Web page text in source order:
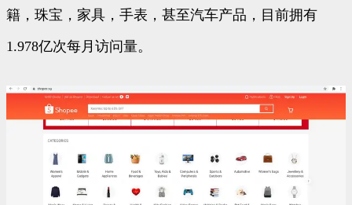
籍，珠宝，家具，手表，甚至汽车产品，目前拥有
1.978亿次每月访问量。